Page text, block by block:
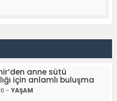
anne sütü
için anlamlı buluşma
- YAŞAM